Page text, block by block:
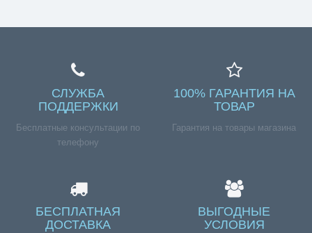
СЛУЖБА
ПОДДЕРЖКИ
Бесплатные консультации по
телефону
100% ГАРАНТИЯ НА
ТОВАР
Гарантия на товары магазина
БЕСПЛАТНАЯ
ДОСТАВКА
ВЫГОДНЫЕ
УСЛОВИЯ